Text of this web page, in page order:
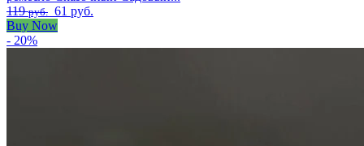
119руб. 61 руб.
Buy Now
- 20%